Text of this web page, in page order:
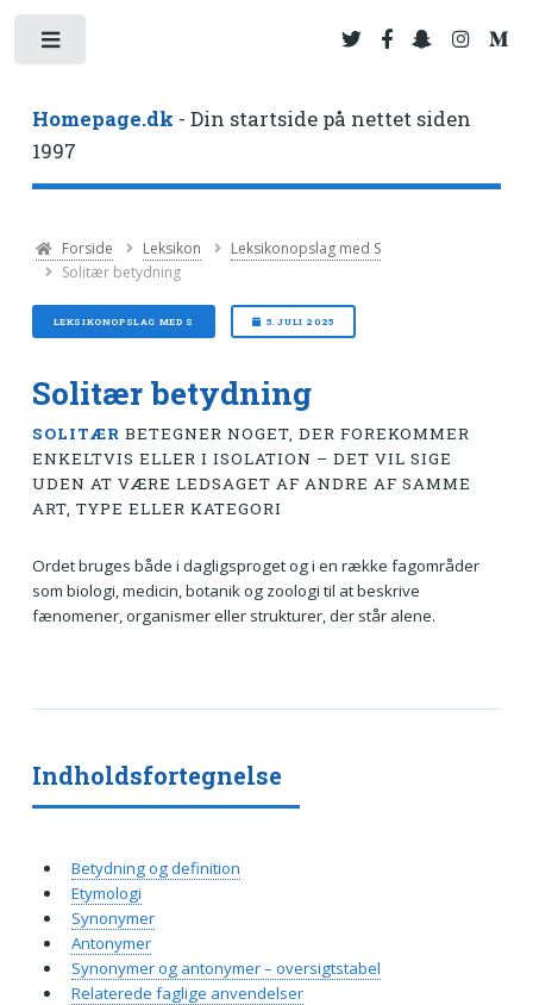
Homepage.dk - Din startside på nettet siden
1997
Forside Leksikon
Leksikonopslag med S
Solitær betydning
LEKSIKONOPSLAG MED S 5. JULI 2025
Solitær betydning
SOLITÆR BETEGNER NOGET, DER FOREKOMMER
ENKELTVIS ELLER I ISOLATION – DET VIL SIGE
UDEN AT VÆRE LEDSAGET AF ANDRE AF SAMME
ART, TYPE ELLER KATEGORI
Ordet bruges både i dagligsproget og i en række fagområder
som biologi, medicin, botanik og zoologi til at beskrive
fænomener, organismer eller strukturer, der står alene.
Indholdsfortegnelse
Betydning og definition
Etymologi
Synonymer
Antonymer
Synonymer og antonymer – oversigtstabel
Relaterede faglige anvendelser